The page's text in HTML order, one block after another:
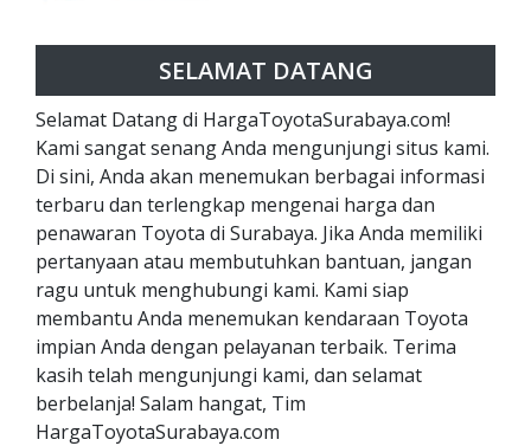
SELAMAT DATANG
Selamat Datang di HargaToyotaSurabaya.com!
Kami sangat senang Anda mengunjungi situs kami.
Di sini, Anda akan menemukan berbagai informasi
terbaru dan terlengkap mengenai harga dan
penawaran Toyota di Surabaya. Jika Anda memiliki
pertanyaan atau membutuhkan bantuan, jangan
ragu untuk menghubungi kami. Kami siap
membantu Anda menemukan kendaraan Toyota
impian Anda dengan pelayanan terbaik. Terima
kasih telah mengunjungi kami, dan selamat
berbelanja! Salam hangat, Tim
HargaToyotaSurabaya.com